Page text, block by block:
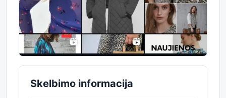
Skelbimo informacija